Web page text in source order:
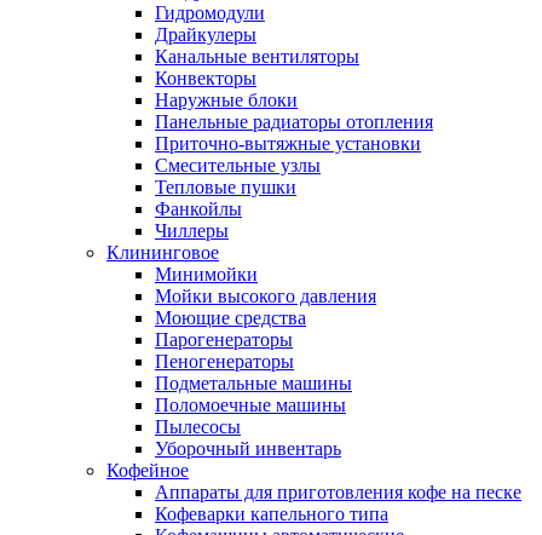
Гидромодули
Драйкулеры
Канальные вентиляторы
Конвекторы
Наружные блоки
Панельные радиаторы отопления
Приточно-вытяжные установки
Смесительные узлы
Тепловые пушки
Фанкойлы
Чиллеры
Клининговое
Минимойки
Мойки высокого давления
Моющие средства
Парогенераторы
Пеногенераторы
Подметальные машины
Поломоечные машины
Пылесосы
Уборочный инвентарь
Кофейное
Аппараты для приготовления кофе на песке
Кофеварки капельного типа